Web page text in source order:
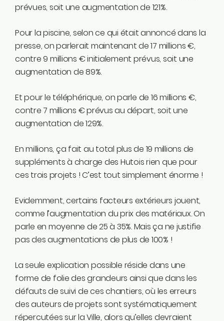
rodrigue.demeuse@ecolo.be
prévues, soit une augmentation de 121%.
Pour la piscine, selon ce qui était annoncé dans la
presse, on parlerait maintenant de 17 millions €,
contre 9 millions € initialement prévus, soit une
augmentation de 89%.
Et pour le téléphérique, on parle de 16 millions €,
contre 7 millions € prévus au départ, soit une
augmentation de 129%.
En millions, ça fait au total plus de 19 millions de
suppléments à charge des Hutois rien que pour
ces trois projets ! C’est tout simplement énorme !
Evidemment, certains facteurs extérieurs jouent,
comme l’augmentation du prix des matériaux. On
parle en moyenne de 25 à 35%. Mais ça ne justifie
pas des augmentations de plus de 100% !
La seule explication possible réside dans une
forme de folie des grandeurs ainsi que dans les
défauts de suivi de ces chantiers, où les erreurs
des auteurs de projets sont systématiquement
répercutées sur la Ville, alors qu’elles devraient